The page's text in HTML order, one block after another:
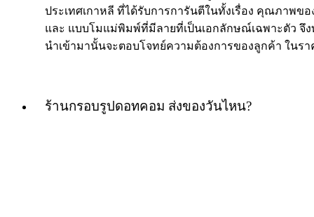
ประเทศเกาหลี ที่ได้รับการการันตีในทั้งเรื่อง คุณภาพข
และ แบบโมแม่พิมพ์ที่มีลายที่เป็นเอกลักษณ์เฉพาะตัว จึง
นำเข้ามานั้นจะตอบโจทย์ความต้องการของลูกค้า ในรา
ร้านกรอบรูปดอทคอม ส่งของวันไหน?